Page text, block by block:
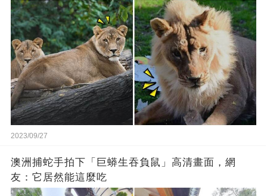
2023/09/27
澳洲捕蛇手拍下「巨蟒生吞負鼠」高清畫面，網
友：它居然能這麼吃